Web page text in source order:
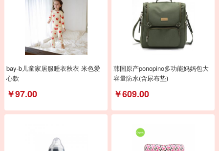
bay-b儿童家居服睡衣秋衣 米色爱
心款
￥97.00
韩国原产ponopino多功能妈妈包大
容量防水(含尿布垫)
￥609.00